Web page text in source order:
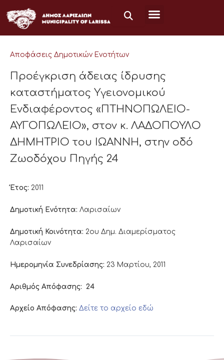
στο
περιεχόμενο
Αποφάσεις Δημοτικών Ενοτήτων
Προέγκριση άδειας ίδρυσης
καταστήματος Υγειονομικού
Ενδιαφέροντος «ΠΤΗΝΟΠΩΛΕΙΟ-
ΑΥΓΟΠΩΛΕΙΟ», στον κ. ΛΑΔΟΠΟΥΛΟ
ΔΗΜΗΤΡΙΟ του ΙΩΑΝΝΗ, στην οδό
Ζωοδόχου Πηγής 24
Έτος: 2011
Δημοτική Ενότητα: Λαρισαίων
Δημοτική Κοινότητα: 2ου Δημ. Διαμερίσματος
Λαρισαίων
Ημερομηνία Συνεδρίασης: 23 Μαρτίου, 2011
Αριθμός Απόφασης: 24
Αρχείο Απόφασης: Δείτε το αρχείο εδώ